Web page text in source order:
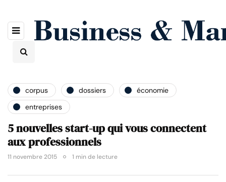
corpus dossiers
économie
entreprises
5 nouvelles start-up qui vous connectent
aux professionnels
11 novembre 2015 1 min de lecture